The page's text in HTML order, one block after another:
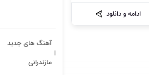
ادامه و دانلود
آهنگ های جدید
مازندرانی